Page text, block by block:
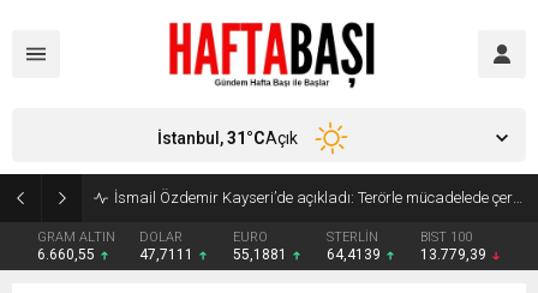
Süleyman Soylu ‘çok korktum’ deyip ilk kez açıkladı: En büyük tehdit dışarısıdır!
GRAM ALTIN
6.660,55
DOLAR
47,7111
EURO
55,1881
STERLİN
64,4139
BIST 100
13.779,39
İstanbul,31°CAçık